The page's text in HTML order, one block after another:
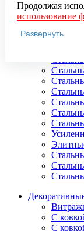
С
С
Продолжая
использование
местоположении,
для
использования
Если вы не
настройте
Развернуть